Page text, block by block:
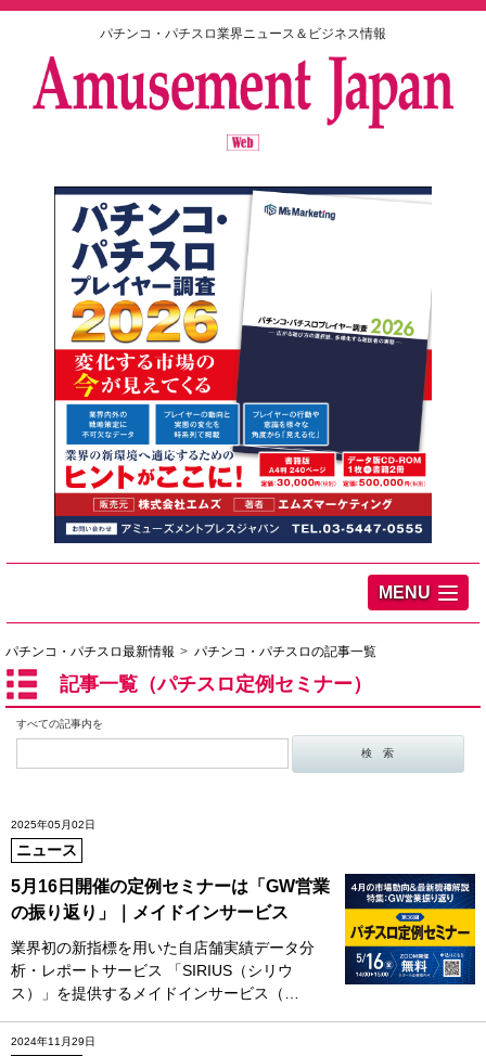
パチンコ・パチスロ業界ニュース＆ビジネス情報
MENU
パチンコ・パチスロ最新情報 パチンコ・パチスロの記事一覧
記事一覧（パチスロ定例セミナー）
すべての記事内を
2025年05月02日
ニュース
5月16日開催の定例セミナーは「GW営業
の振り返り」｜メイドインサービス
業界初の新指標を用いた自店舗実績データ分
析・レポートサービス 「SIRIUS（シリウ
ス）」を提供するメイドインサービス（…
2024年11月29日